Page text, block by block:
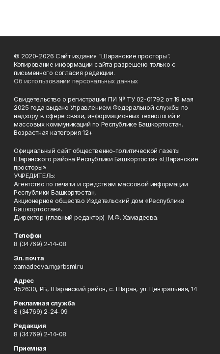
© 2020-2026 Сайт издания "Шаранские просторы".
Копирование информации сайта разрешено только с
письменного согласия редакции.
Об использовании персональных данных
Свидетельство о регистрации ПИ № ТУ 02-01792 от 19 мая
2025 года выдано Управлением Федеральной службы по
надзору в сфере связи, информационных технологий и
массовых коммуникаций по Республике Башкортостан.
Возрастная категория 12+
Официальный сайт общественно-политической газеты
Шаранского района Республики Башкортостан «Шаранские
просторы»
УЧРЕДИТЕЛЬ:
Агентство по печати и средствам массовой информации
Республики Башкортостан,
Акционерное общество Издательский дом «Республика
Башкортостан».
Директор (главный редактор) М.Ф. Хамадеева.
Телефон
8 (34769) 2-14-08
Эл. почта
xamadeeva.m@rbsmi.ru
Адрес
452630, РБ, Шаранский район, с. Шаран, ул. Центральная, 14
Рекламная служба
8 (34769) 2-24-09
Редакция
8 (34769) 2-14-08
Приемная